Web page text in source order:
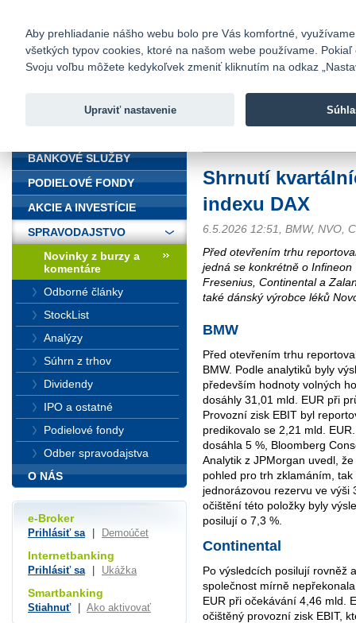
Fio banka
Fio banka
Shrnutí
indexu DAX
6.5.2026 12:51, BMW, NVO,
Před otevřením trhu
jedná se konkrétně o Infineon
Fresenius, Continental a
také dánský výrobce léků
BMW
Před otevřením trhu
BMW. Podle analytiků byly
především hodnoty volných
dosáhly 31,01 mld. EUR při
Provozní zisk EBIT byl
predikovalo se 2,21 mld.
dosáhla 5 %, Bloomberg
Analytik z JPMorgan uvedl,
pohled pro trh zklamáním,
jednorázovou rezervu ve výši
očištění této položky byly
posilují o 7,3 %.
Continental
Po výsledcích posilují rovněž
společnost mírně
EUR při očekávání 4,46 mld.
očištěný provozní zisk EBIT,
BANKOVÉ SLUŽBY
PODIELOVÉ FONDY
AKCIE A INVESTÍCIE
SPRAVODAJSTVO
Novinky z burzy a
komentáre
Odborné články
StockList
Analýzy
Súhrn z trhov
Dividendy
IPO a ostatné
Podielové fondy
Odber spravodajstva
O NÁS
e-Broker
Prihlásiť sa Demoúčet
Internetbanking
Prihlásiť sa Ukážka
Smartbanking
Stiahnuť Ako aktivovať
Aby prehliadanie nášho webu bolo pre Vás komfortné,
všetkých typov cookies, ktoré na našom webe používame.
Svoju voľbu môžete kedykoľvek zmeniť kliknutím na odkaz
Upraviť nastavenie